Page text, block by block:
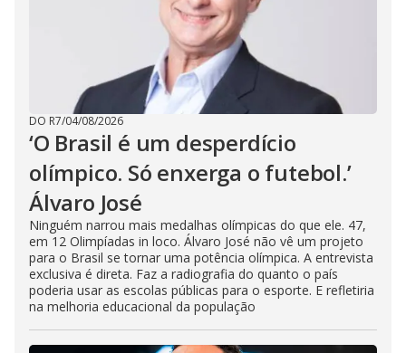
DO R7/04/08/2026
‘O Brasil é um desperdício
olímpico. Só enxerga o futebol.’
Álvaro José
Ninguém narrou mais medalhas olímpicas do que ele. 47,
em 12 Olimpíadas in loco. Álvaro José não vê um projeto
para o Brasil se tornar uma potência olímpica. A entrevista
exclusiva é direta. Faz a radiografia do quanto o país
poderia usar as escolas públicas para o esporte. E refletiria
na melhoria educacional da população